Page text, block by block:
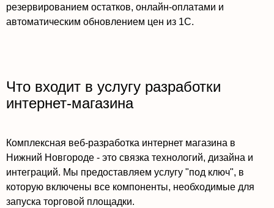
резервированием остатков, онлайн-оплатами и
автоматическим обновлением цен из 1С.
Что входит в услугу разработки
интернет-магазина
Комплексная веб-разработка интернет магазина в
Нижний Новгороде - это связка технологий, дизайна и
интеграций. Мы предоставляем услугу "под ключ", в
которую включены все компоненты, необходимые для
запуска торговой площадки.